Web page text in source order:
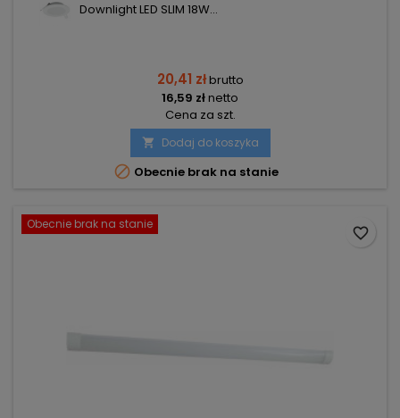
Downlight LED SLIM 18W...
20,41 złbrutto
16,59 złnetto
Cena za szt.
 Dodaj do koszyka
 Obecnie brak na stanie
Obecnie brak na stanie
favorite_border